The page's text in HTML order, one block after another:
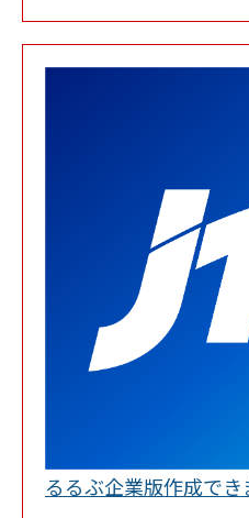
るるぶ企業版作成でき